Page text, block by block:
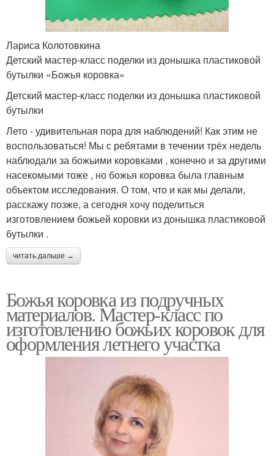
Лариса Колотовкина
Детский мастер-класс поделки из донышка пластиковой
бутылки «Божья коровка»
Детский мастер-класс поделки из донышка пластиковой
бутылки
Лето - удивительная пора для наблюдений! Как этим не
воспользоваться! Мы с ребятами в течении трёх недель
наблюдали за божьими коровками , конечно и за другими
насекомыми тоже , но божья коровка была главным
объектом исследования. О том, что и как мы делали,
расскажу позже, а сегодня хочу поделиться
изготовлением божьей коровки из донышка пластиковой
бутылки .
читать дальше →
Божья коровка из подручных
материалов. Мастер-класс по
изготовлению божьих коровок для
оформления летнего участка